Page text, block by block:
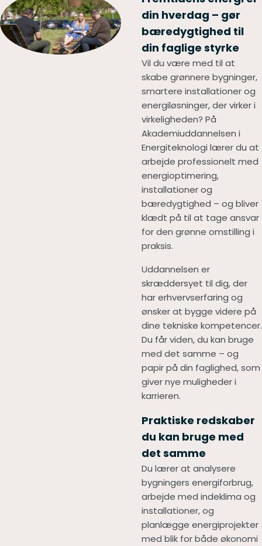
din hverdag – gør
bæredygtighed til
din faglige styrke
Vil du være med til at
skabe grønnere bygninger,
smartere installationer og
energiløsninger, der virker i
virkeligheden? På
Akademiuddannelsen i
Energiteknologi lærer du at
arbejde professionelt med
energioptimering,
installationer og
bæredygtighed – og bliver
klædt på til at tage ansvar
for den grønne omstilling i
praksis.
Uddannelsen er
skræddersyet til dig, der
har erhvervserfaring og
ønsker at bygge videre på
dine tekniske kompetencer.
Du får viden, du kan bruge
med det samme – og
papir på din faglighed, som
giver nye muligheder i
karrieren.
Praktiske redskaber
du kan bruge med
det samme
Du lærer at analysere
bygningers energiforbrug,
arbejde med indeklima og
installationer, og
planlægge energiprojekter
med blik for både økonomi